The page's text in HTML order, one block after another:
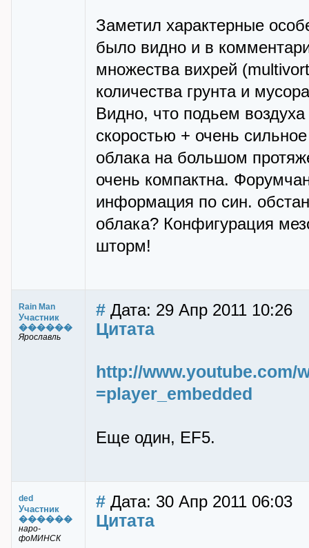
Заметил характерные
было видно и в
множества вихрей
количества грунта и
Видно, что подьем
скоростью + очень
облака на большом
очень компактна.
информация по син.
облака? Конфигурация
шторм!
Rain Man
Участник
������
Ярославль
# Дата: 29 Апр 2011 10:26
Цитата
http://www.youtube.com/
=player_embedded
Еще один, EF5.
ded
Участник
������
наро-
фоМИНСК
# Дата: 30 Апр 2011 06:03
Цитата